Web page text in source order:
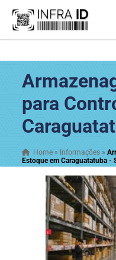
para
Home » Informações »
Estoque em Caraguatatuba -